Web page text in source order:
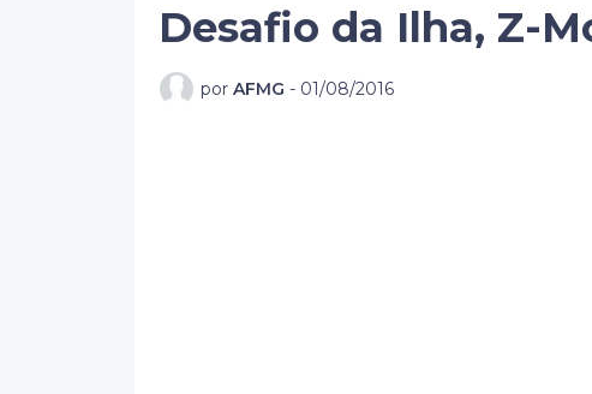
Desafio da Ilha, Z-
por AFMG - 01/08/2016